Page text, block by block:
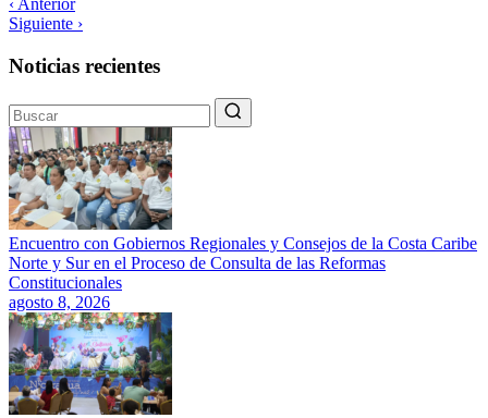
Siguiente ›
Noticias recientes
Encuentro con Gobiernos Regionales y Consejos de la Costa Caribe
Norte y Sur en el Proceso de Consulta de las Reformas
Constitucionales
agosto 8, 2026